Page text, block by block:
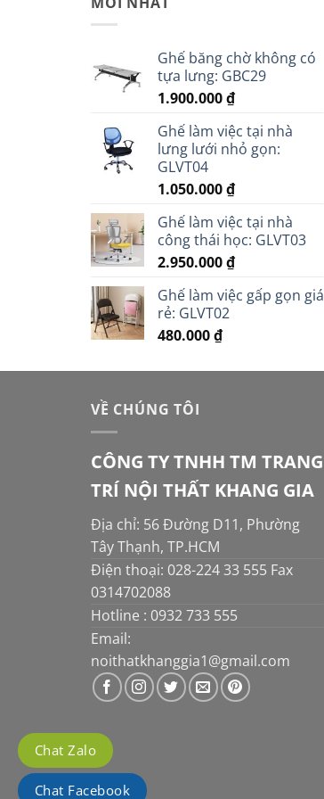
Ghế băng chờ không có
tựa lưng: GBC29
1.900.000₫
Ghế làm việc tại nhà
lưng lưới nhỏ gọn:
GLVT04
1.050.000₫
Ghế làm việc tại nhà
công thái học: GLVT03
2.950.000₫
Ghế làm việc gấp gọn giá
rẻ: GLVT02
480.000₫
VỀ CHÚNG TÔI
CÔNG TY TNHH TM TRANG
TRÍ NỘI THẤT KHANG GIA
Địa chỉ: 56 Đường D11, Phường
Tây Thạnh, TP.HCM
Điện thoại: 028-224 33 555 Fax
0314702088
Hotline : 0932 733 555
Email:
noithatkhanggia1@gmail.com
Chat Zalo
Chat Facebook